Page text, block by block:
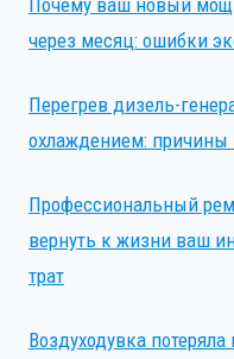
Почему ваш новый
через месяц: ошибки
Перегрев дизель-
охлаждением: причины
Профессиональный
вернуть к жизни ваш
трат
Воздуходувка